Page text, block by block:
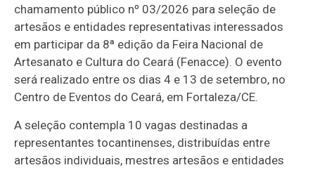
chamamento público nº 03/2026 para seleção de
artesãos e entidades representativas interessados
em participar da 8ª edição da Feira Nacional de
Artesanato e Cultura do Ceará (Fenacce). O evento
será realizado entre os dias 4 e 13 de setembro, no
Centro de Eventos do Ceará, em Fortaleza/CE.
A seleção contempla 10 vagas destinadas a
representantes tocantinenses, distribuídas entre
artesãos individuais, mestres artesãos e entidades